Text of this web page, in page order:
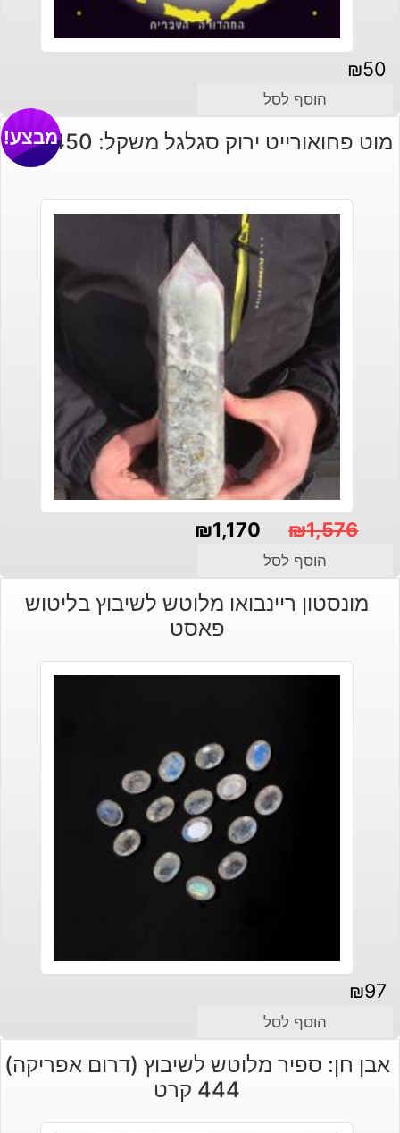
₪50
הוסף לסל
מוט פחואורייט ירוק סגלגל משקל: 1450 גרם מבצע!
₪1,576
המקורי
היה:
₪1,170
הנוכחי
הוא:
הוסף לסל
מונסטון ריינבואו מלוטש לשיבוץ בליטוש
פאסט
₪97
הוסף לסל
אבן חן: ספיר מלוטש לשיבוץ (דרום אפריקה)
444 קרט